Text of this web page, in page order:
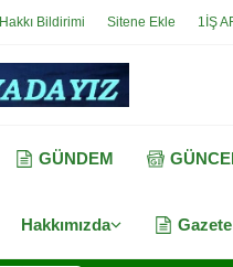
Bildirimi Sitene Ekle 1İŞ
GÜNDEM
Hakkımızda